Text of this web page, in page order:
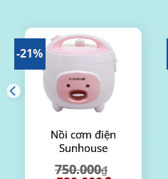
-21%
Nồi cơm điện
Sunhouse
750.000₫